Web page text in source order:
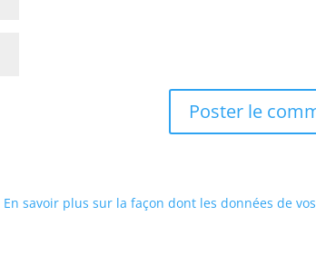
En savoir plus sur la façon dont les données de vos